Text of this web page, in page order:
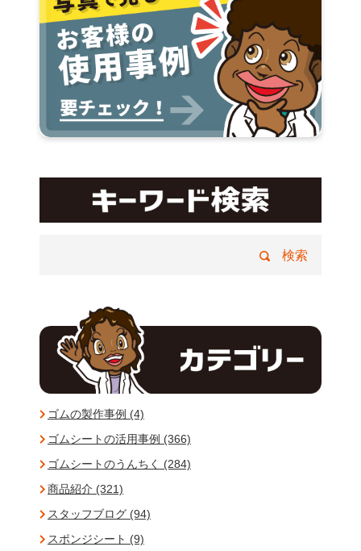
ゴムの製作事例 (4)
ゴムシートの活用事例 (366)
ゴムシートのうんちく (284)
商品紹介 (321)
スタッフブログ (94)
スポンジシート (9)